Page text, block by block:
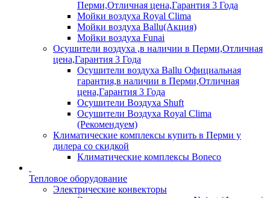
Перми,Отличная цена,Гарантия 3 Года
Мойки воздуха Royal Clima
Мойки воздуха Ballu(Акция)
Мойки воздуха Funai
Осушители воздуха ,в наличии в Перми,Отличная
цена,Гарантия 3 Года
Осушители воздуха Ballu Официальная
гарантия,в наличии в Перми,Отличная
цена,Гарантия 3 Года
Осушители Воздуха Shuft
Осушители Воздуха Royal Clima
(Рекомендуем)
Климатические комплексы купить в Перми у
дилера со скидкой
Климатические комплексы Boneсo
Тепловое оборудование
Электрические конвекторы